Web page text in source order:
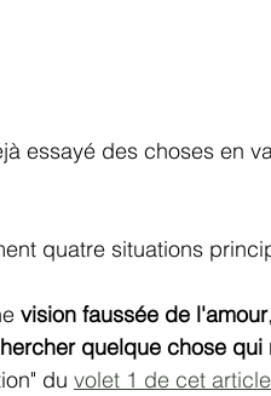
essayé des choses en
quatre situations
vision faussée de l'amour
quelque chose
du volet 1 de cet article